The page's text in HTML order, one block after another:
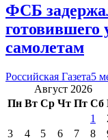
ФСБ
самолетам
Российская Газета5
Август 2026
Пн Вт Ср Чт Пт Сб
1
3
4 5 6 7 8